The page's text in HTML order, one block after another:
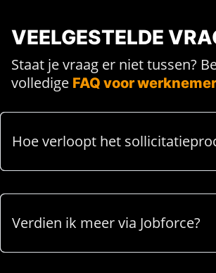
VEELGESTELDE
Staat je vraag er niet tussen?
volledige FAQ voor
Hoe verloopt het
Verdien ik meer via Jobforce?